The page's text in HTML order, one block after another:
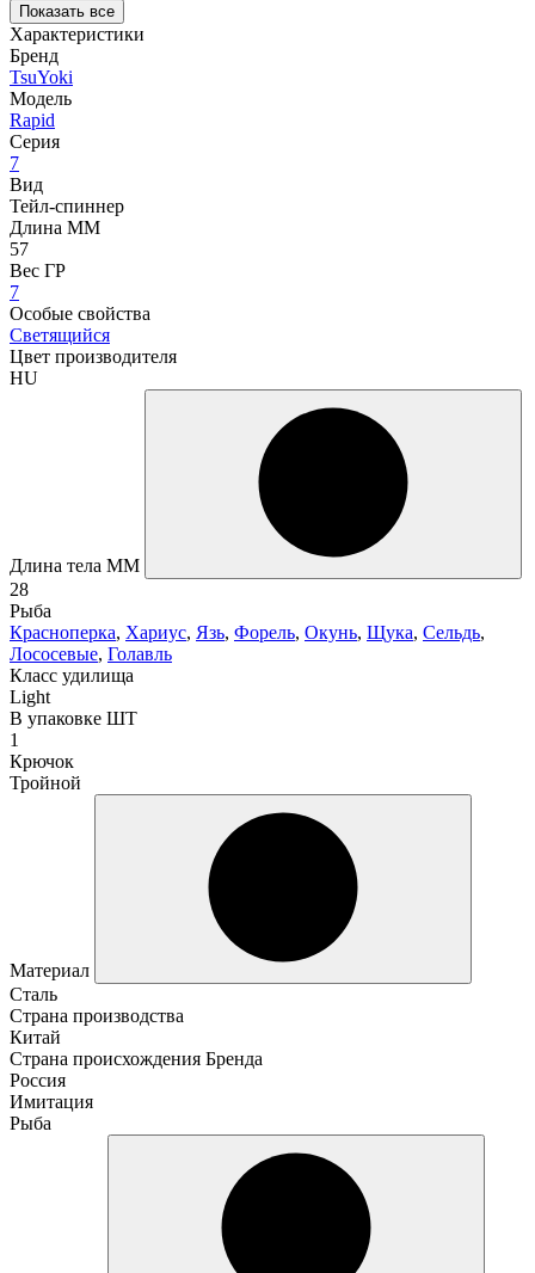
Показать все
Характеристики
Бренд
TsuYoki
Модель
Rapid
Серия
7
Вид
Тейл-спиннер
Длина ММ
57
Вес ГР
7
Особые свойства
Светящийся
Цвет производителя
HU
Длина тела ММ
28
Рыба
Красноперка, Хариус, Язь, Форель, Окунь, Щука, Сельдь,
Лососевые, Голавль
Класс удилища
Light
В упаковке ШТ
1
Крючок
Тройной
Материал
Сталь
Страна производства
Китай
Страна происхождения Бренда
Россия
Имитация
Рыба